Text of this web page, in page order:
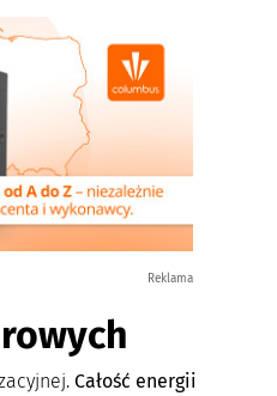
Reklama
Całość energii